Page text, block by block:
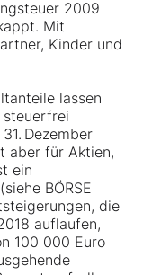
2009
Mit
Kinder und
lassen
Dezember
aber für Aktien,
ein
BÖRSE
die
auflaufen,
100 000 Euro